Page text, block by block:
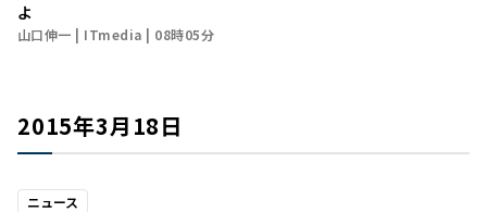
よ
山口伸一 ITmedia 08時05分
2015年3月18日
ニュース